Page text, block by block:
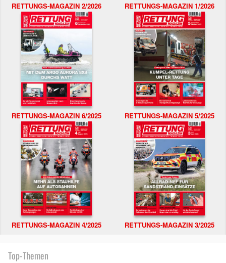
RETTUNGS-MAGAZIN 2/2026 RETTUNGS-MAGAZIN 1/2026
RETTUNGS-MAGAZIN 6/2025 RETTUNGS-MAGAZIN 5/2025
RETTUNGS-MAGAZIN 4/2025 RETTUNGS-MAGAZIN 3/2025
Top-Themen